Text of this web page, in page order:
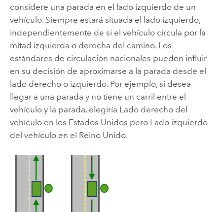
considere una parada en el lado izquierdo de un
vehículo. Siempre estará situada el lado izquierdo,
independientemente de si el vehículo circula por la
mitad izquierda o derecha del camino. Los
estándares de circulación nacionales pueden influir
en su decisión de aproximarse a la parada desde el
lado derecho o izquierdo. Por ejemplo, si desea
llegar a una parada y no tiene un carril entre el
vehículo y la parada, elegiría Lado derecho del
vehículo en los Estados Unidos pero Lado izquierdo
del vehículo en el Reino Unido.